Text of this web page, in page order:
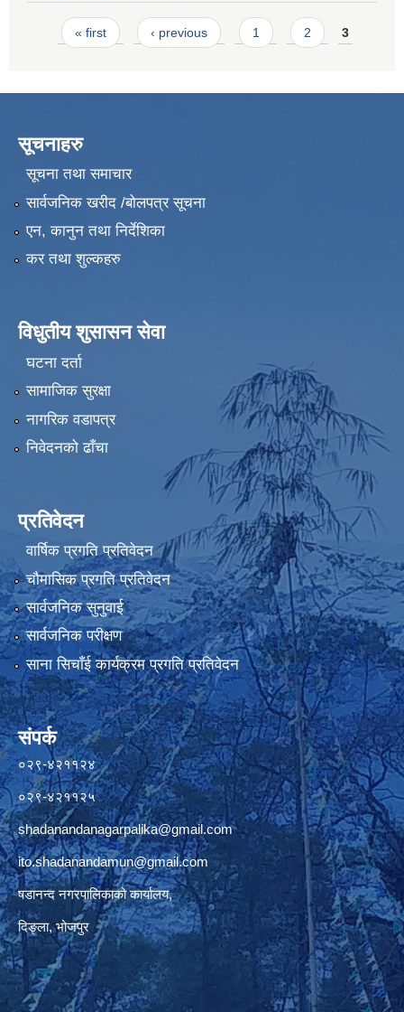
Pages
« first ‹ previous 1 2 3
सूचनाहरु
सूचना तथा समाचार
सार्वजनिक खरीद /बोलपत्र सूचना
एन, कानुन तथा निर्देशिका
कर तथा शुल्कहरु
विधुतीय शुसासन सेवा
घटना दर्ता
सामाजिक सुरक्षा
नागरिक वडापत्र
निवेदनको ढाँचा
प्रतिवेदन
वार्षिक प्रगति प्रतिवेदन
चौमासिक प्रगति प्रतिवेदन
सार्वजनिक सुनुवाई
सार्वजनिक परीक्षण
साना सिचाँई कार्यक्रम प्रगति प्रतिवेदन
संपर्क
०२९-४२११२४
०२९-४२११२५
shadanandanagarpalika@gmail.com
ito.shadanandamun@gmail.com
षडानन्द नगरपालिकाको कार्यालय,
दिङ्ला, भोजपुर